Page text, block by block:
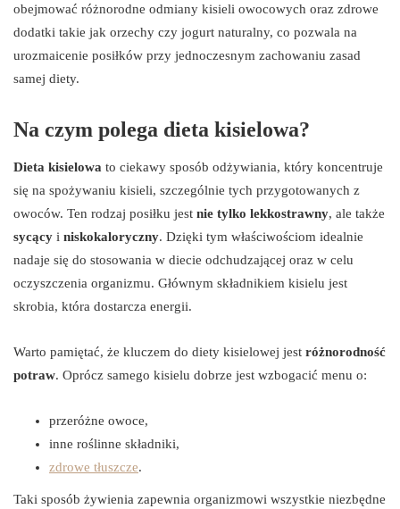
obejmować różnorodne odmiany kisieli owocowych oraz zdrowe
dodatki takie jak orzechy czy jogurt naturalny, co pozwala na
urozmaicenie posiłków przy jednoczesnym zachowaniu zasad
samej diety.
Na czym polega dieta kisielowa?
Dieta kisielowa to ciekawy sposób odżywiania, który koncentruje
się na spożywaniu kisieli, szczególnie tych przygotowanych z
owoców. Ten rodzaj posiłku jest nie tylko lekkostrawny, ale także
sycący i niskokaloryczny. Dzięki tym właściwościom idealnie
nadaje się do stosowania w diecie odchudzającej oraz w celu
oczyszczenia organizmu. Głównym składnikiem kisielu jest
skrobia, która dostarcza energii.
Warto pamiętać, że kluczem do diety kisielowej jest różnorodność
potraw. Oprócz samego kisielu dobrze jest wzbogacić menu o:
przeróżne owoce,
inne roślinne składniki,
zdrowe tłuszcze.
Taki sposób żywienia zapewnia organizmowi wszystkie niezbędne